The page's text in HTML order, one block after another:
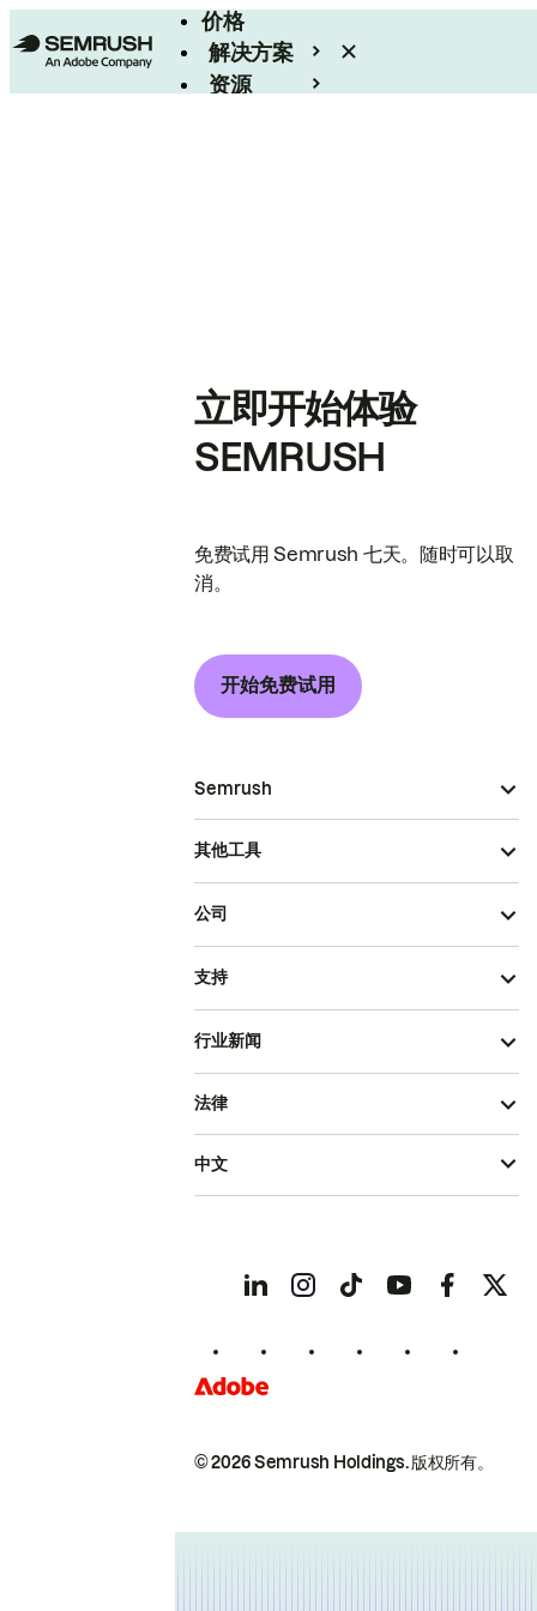
价格
解决方案
资源
立即开始体验
SEMRUSH
免费试用 Semrush 七天。随时可以取
消。
开始免费试用
Semrush
其他工具
公司
支持
行业新闻
© 2026 Semrush Holdings.版权所有。
法律
中文